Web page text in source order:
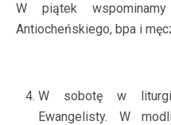
W piątek
Antiocheńskiego, bpa i
W sobotę w
Ewangelisty. W